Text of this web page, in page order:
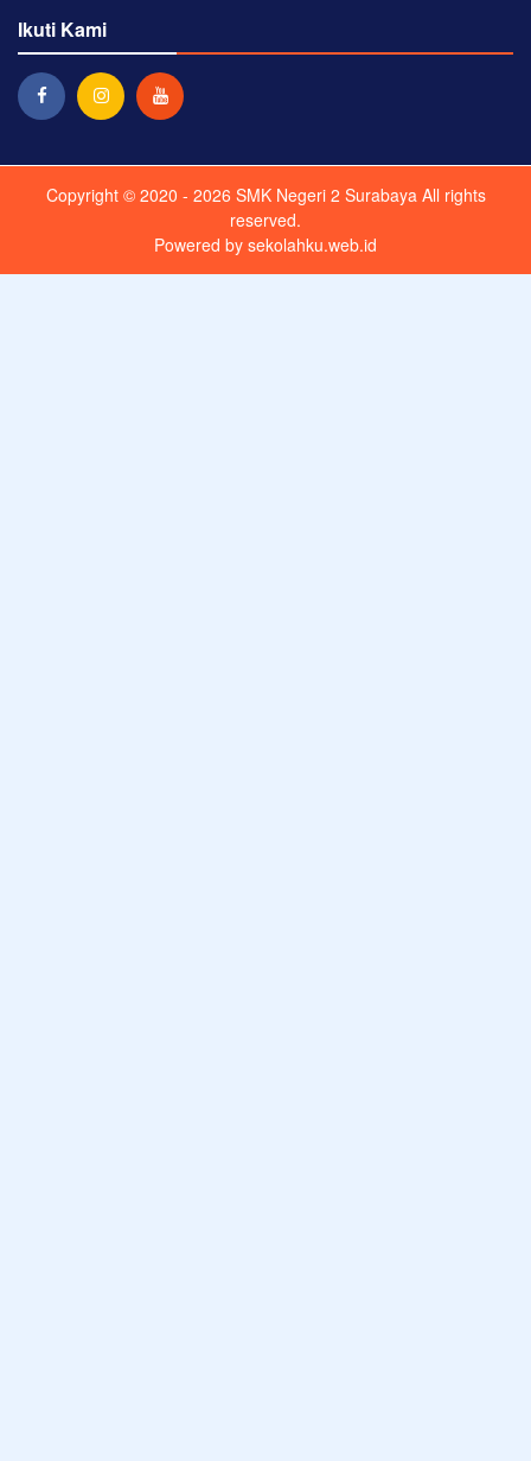
Ikuti Kami
Copyright © 2020 - 2026 SMK Negeri 2 Surabaya All rights
reserved.
Powered by sekolahku.web.id